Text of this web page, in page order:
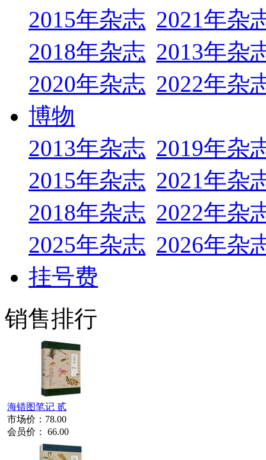
2015年杂志 2021年杂
2018年杂志 2013年杂
2020年杂志 2022年杂
博物
2013年杂志 2019年杂
2015年杂志 2021年杂
2018年杂志 2022年杂
2025年杂志 2026年杂
挂号费
销售排行
海错图笔记 贰
市场价： 78.00
会员价： 66.00